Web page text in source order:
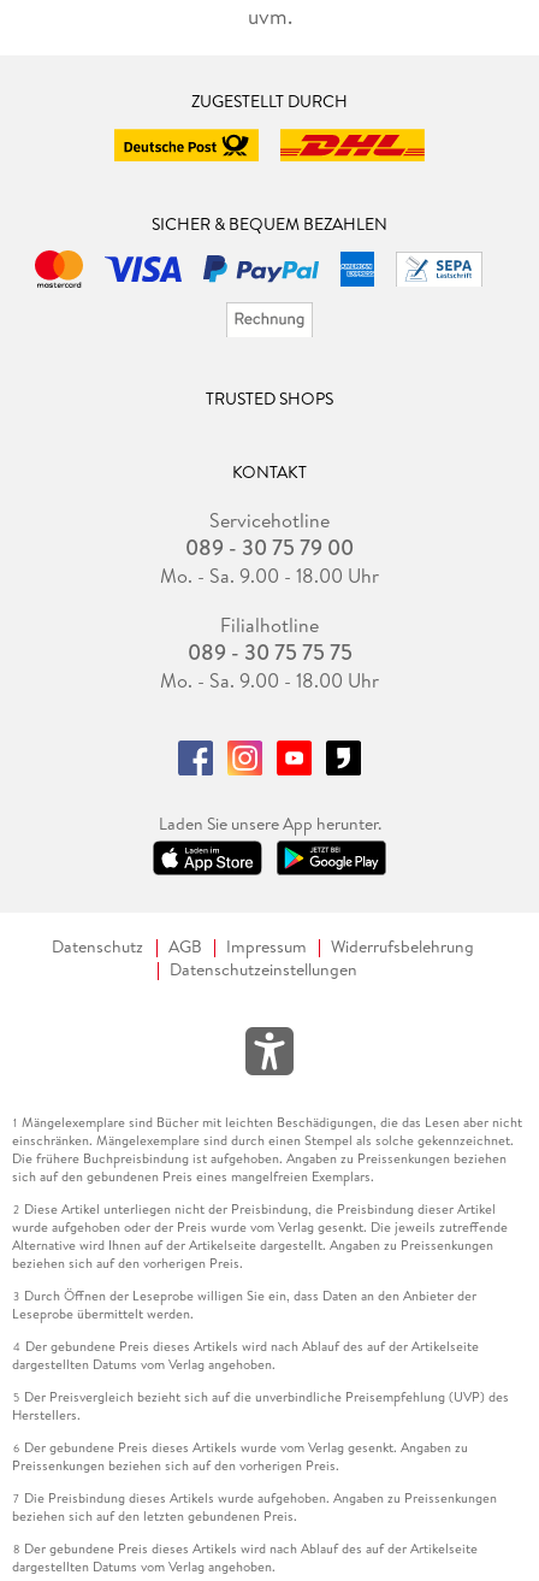
uvm.
ZUGESTELLT DURCH
SICHER & BEQUEM BEZAHLEN
TRUSTED SHOPS
KONTAKT
Servicehotline
089 - 30 75 79 00
Mo. - Sa. 9.00 - 18.00 Uhr
Filialhotline
089 - 30 75 75 75
Mo. - Sa. 9.00 - 18.00 Uhr
Laden Sie unsere App herunter.
Datenschutz AGB Impressum
Widerrufsbelehrung
Datenschutzeinstellungen
1 Mängelexemplare sind Bücher mit leichten Beschädigungen, die das Lesen aber nicht
einschränken. Mängelexemplare sind durch einen Stempel als solche gekennzeichnet.
Die frühere Buchpreisbindung ist aufgehoben. Angaben zu Preissenkungen beziehen
sich auf den gebundenen Preis eines mangelfreien Exemplars.
2 Diese Artikel unterliegen nicht der Preisbindung, die Preisbindung dieser Artikel
wurde aufgehoben oder der Preis wurde vom Verlag gesenkt. Die jeweils zutreffende
Alternative wird Ihnen auf der Artikelseite dargestellt. Angaben zu Preissenkungen
beziehen sich auf den vorherigen Preis.
3 Durch Öffnen der Leseprobe willigen Sie ein, dass Daten an den Anbieter der
Leseprobe übermittelt werden.
4 Der gebundene Preis dieses Artikels wird nach Ablauf des auf der Artikelseite
dargestellten Datums vom Verlag angehoben.
5 Der Preisvergleich bezieht sich auf die unverbindliche Preisempfehlung (UVP) des
Herstellers.
6 Der gebundene Preis dieses Artikels wurde vom Verlag gesenkt. Angaben zu
Preissenkungen beziehen sich auf den vorherigen Preis.
7 Die Preisbindung dieses Artikels wurde aufgehoben. Angaben zu Preissenkungen
beziehen sich auf den letzten gebundenen Preis.
8 Der gebundene Preis dieses Artikels wird nach Ablauf des auf der Artikelseite
dargestellten Datums vom Verlag angehoben.